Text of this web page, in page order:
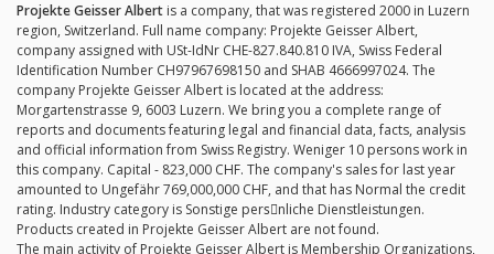
Projekte Geisser Albert is a company, that was registered 2000 in Luzern
region, Switzerland. Full name company: Projekte Geisser Albert,
company assigned with USt-IdNr CHE-827.840.810 IVA, Swiss Federal
Identification Number CH97967698150 and SHAB 4666997024. The
company Projekte Geisser Albert is located at the address:
Morgartenstrasse 9, 6003 Luzern. We bring you a complete range of
reports and documents featuring legal and financial data, facts, analysis
and official information from Swiss Registry. Weniger 10 persons work in
this company. Capital - 823,000 CHF. The company's sales for last year
amounted to Ungefähr 769,000,000 CHF, and that has Normal the credit
rating. Industry category is Sonstige persِnliche Dienstleistungen.
Products created in Projekte Geisser Albert are not found.
The main activity of Projekte Geisser Albert is Membership Organizations,